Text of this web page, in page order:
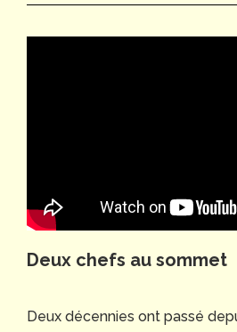
Deux chefs au sommet
Deux décennies ont passé